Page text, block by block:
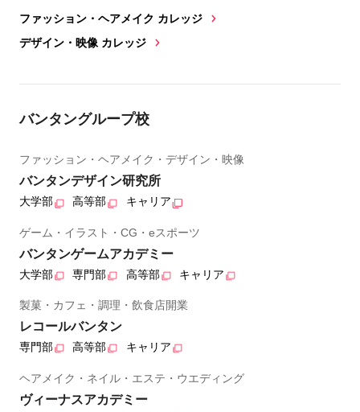
ファッション・ヘアメイク カレッジ
デザイン・映像 カレッジ
バンタングループ校
ファッション・ヘアメイク・デザイン・映像
バンタンデザイン研究所
大学部 高等部 キャリア
ゲーム・イラスト・CG・eスポーツ
バンタンゲームアカデミー
大学部 専門部 高等部 キャリア
製菓・カフェ・調理・飲食店開業
レコールバンタン
専門部 高等部 キャリア
ヘアメイク・ネイル・エステ・ウエディング
ヴィーナスアカデミー